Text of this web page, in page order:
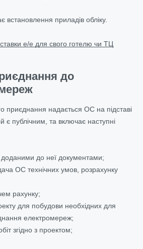
приладів обліку.
е/е для свого готелю чи ТЦ
до
приєднання надається ОС на підставі
є публічним, та включає наступні
до неї документами;
ОС технічних умов, розрахунку
рахунку;
для побудови необхідних для
електромереж;
згідно з проектом;